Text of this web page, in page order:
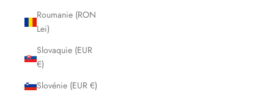
Roumanie (RON
Lei)
Slovaquie (EUR
€)
Slovénie (EUR €)